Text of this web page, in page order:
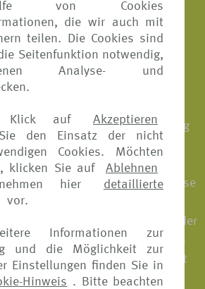
von Cookies
die wir auch mit
teilen. Die Cookies sind
Seitenfunktion notwendig,
Analyse- und
Klick auf
Akzeptieren
den Einsatz der nicht
Cookies. Möchten
klicken Sie auf
Ablehnen
hier
detaillierte
vor.
Informationen zur
und die Möglichkeit zur
Einstellungen finden Sie in
Hinweis . Bitte beachten
gemäß § 34d Abs. 1 der
auf der Internetseite:
unter obiger
bietet im Zuge der Vermittlung
erhält für die erfolgreiche
eine
Versicherungsanbieter. Diese
separat von Ihnen an TUI
zu bezahlen, sondern bereits in der
enthalten. Weitere Vergütungen
GmbH im Zusammenhang mit